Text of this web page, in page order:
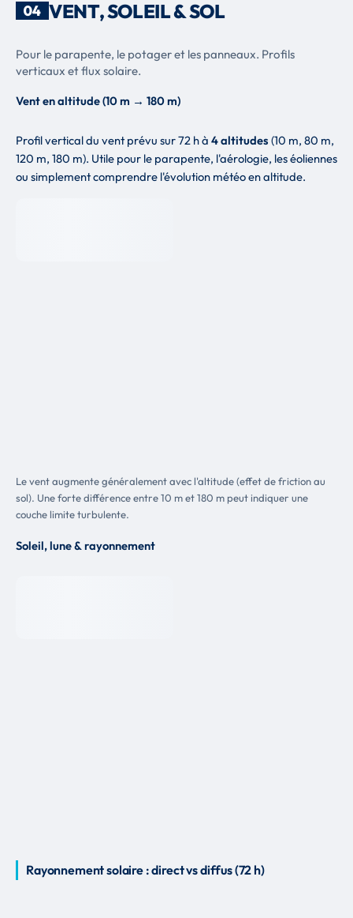
04 VENT, SOLEIL & SOL
Pour le parapente, le potager et les panneaux. Profils
verticaux et flux solaire.
Vent en altitude (10 m → 180 m)
Profil vertical du vent prévu sur 72 h à 4 altitudes (10 m, 80 m,
120 m, 180 m). Utile pour le parapente, l'aérologie, les éoliennes
ou simplement comprendre l'évolution météo en altitude.
Le vent augmente généralement avec l'altitude (effet de friction au
sol). Une forte différence entre 10 m et 180 m peut indiquer une
couche limite turbulente.
Soleil, lune & rayonnement
Rayonnement solaire : direct vs diffus (72 h)